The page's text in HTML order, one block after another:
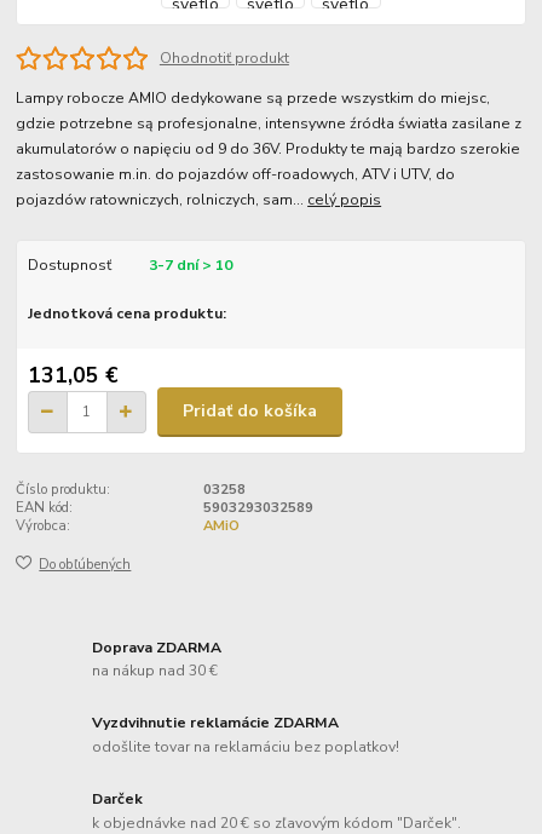
Ohodnotiť produkt
Lampy robocze AMIO dedykowane są przede wszystkim do miejsc,
gdzie potrzebne są profesjonalne, intensywne źródła światła zasilane z
akumulatorów o napięciu od 9 do 36V. Produkty te mają bardzo szerokie
zastosowanie m.in. do pojazdów off-roadowych, ATV i UTV, do
pojazdów ratowniczych, rolniczych, sam... celý popis
Dostupnosť 3-7 dní > 10
Jednotková cena produktu:
131,05 €
Pridať do košíka
Číslo produktu:
03258
EAN kód:
5903293032589
Výrobca:
AMiO
Do obľúbených
Doprava ZDARMA
na nákup nad 30 €
Vyzdvihnutie reklamácie ZDARMA
odošlite tovar na reklamáciu bez poplatkov!
Darček
k objednávke nad 20 € so zľavovým kódom "Darček".